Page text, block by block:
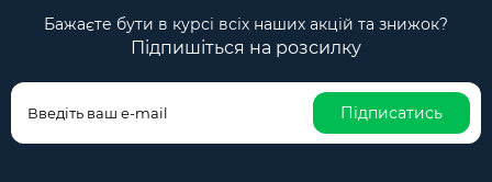
Бажаєте бути в курсі всіх наших акцій та знижок?
Підпишіться на розсилку
Підписатись